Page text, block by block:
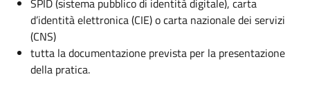
d’identità elettronica (CIE) o carta nazionale dei servizi
(CNS)
tutta la documentazione prevista per la presentazione
della pratica.